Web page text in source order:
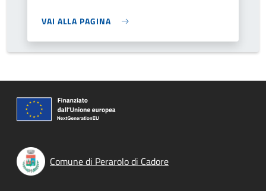
VAI ALLA PAGINA
Comune di Perarolo di Cadore